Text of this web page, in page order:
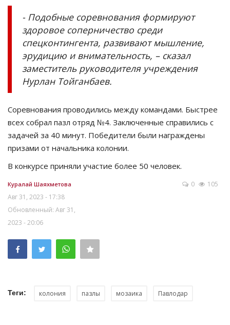
- Подобные соревнования формируют
здоровое соперничество среди
спецконтингента, развивают мышление,
эрудицию и внимательность, – сказал
заместитель руководителя учреждения
Нурлан Тойганбаев.
Соревнования проводились между командами. Быстрее
всех собрал пазл отряд №4. Заключенные справились с
задачей за 40 минут. Победители были награждены
призами от начальника колонии.
В конкурсе приняли участие более 50 человек.
Куралай Шаяхметова
Авг 31, 2023 - 17:38
Обновленный: Авг 31,
2023 - 20:06
0 105
Теги: колония пазлы мозаика Павлодар